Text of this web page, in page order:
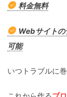
料金無料
Webサイトの
可能
いつトラブルに